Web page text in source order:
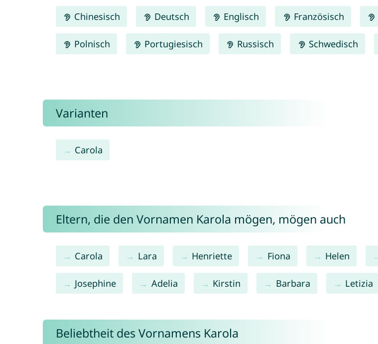
Chinesisch Deutsch Englisch Französisch
Polnisch Portugiesisch Russisch Schwedisch
Varianten
Carola
Eltern, die den Vornamen Karola mögen, mögen auch
Carola Lara Henriette Fiona Helen
Josephine Adelia Kirstin Barbara Letizia
Beliebtheit des Vornamens Karola